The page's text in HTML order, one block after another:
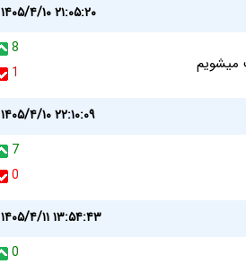
۱۴۰۵/۴/۱۰ ۲۱:۰۵:۲۰
8
1
میشویم
۱۴۰۵/۴/۱۰ ۲۲:۱۰:۰۹
7
0
۱۴۰۵/۴/۱۱ ۱۳:۵۴:۴۳
0